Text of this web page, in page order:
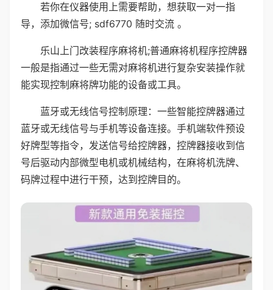
若你在仪器使用上需要帮助，想获取一对一指
导，添加微信号; sdf6770 随时交流 。
乐山上门改装程序麻将机;普通麻将机程序控牌器
一般是指通过一些无需对麻将机进行复杂安装操作就
能实现控制麻将牌功能的设备或工具。
蓝牙或无线信号控制原理：一些智能控牌器通过
蓝牙或无线信号与手机等设备连接。手机端软件预设
好牌型等指令，发送信号给控牌器，控牌器接收到信
号后驱动内部微型电机或机械结构，在麻将机洗牌、
码牌过程中进行干预，达到控牌目的。